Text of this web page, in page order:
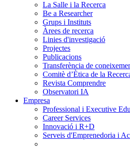
La Salle i la Recerca
Be a Researcher
Grups i Instituts
Àrees de recerca
Linies d'investigació
Projectes
Publicacions
Transferència de
Comitè d’Ètica de la
Revista Comprendre
Observatori IA
Empresa
Professional i Executive
Career Services
Innovació i R+D
Serveis d'Emprenedoria i